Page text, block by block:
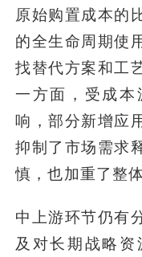
原始购置成本的
的全生命周期使
找替代方案和工
一方面，受成
响，部分新增应
抑制了市场需求
慎，也加重了整
中上游环节仍有
及对长期战略